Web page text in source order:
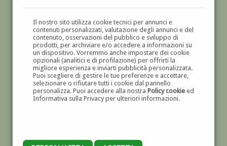
Il nostro sito utilizza cookie tecnici per annunci e
contenuti personalizzati, valutazione degli annunci e del
contenuto, osservazioni del pubblico e sviluppo di
prodotti, per archiviare e/o accedere a informazioni su
un dispositivo. Vorremmo anche impostare dei cookie
opzionali (analitici e di profilazione) per offrirti la
migliore esperienza e inviarti pubblicità personalizzata.
Puoi scegliere di gestire le tue preferenze e accettare,
selezionare o rifiutare tutti i cookie dal pannello
personalizza. Puoi accedere alla nostra Policy cookieed
Informativa sulla Privacy per ulteriori informazioni.
GALLERIAD'ARTE
DIPINTI E SCULTURE '800 E '900